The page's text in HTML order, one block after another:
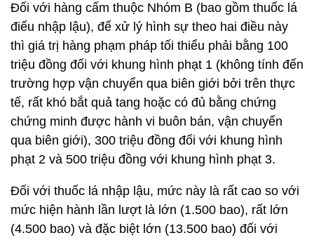
Đối với hàng cấm thuộc Nhóm B (bao gồm thuốc lá
điếu nhập lậu), để xử lý hình sự theo hai điều này
thì giá trị hàng phạm pháp tối thiểu phải bằng 100
triệu đồng đối với khung hình phạt 1 (không tính đến
trường hợp vận chuyển qua biên giới bởi trên thực
tế, rất khó bắt quả tang hoặc có đủ bằng chứng
chứng minh được hành vi buôn bán, vận chuyển
qua biên giới), 300 triệu đồng đối với khung hình
phạt 2 và 500 triệu đồng với khung hình phạt 3.
Đối với thuốc lá nhập lậu, mức này là rất cao so với
mức hiện hành lần lượt là lớn (1.500 bao), rất lớn
(4.500 bao) và đặc biệt lớn (13.500 bao) đối với